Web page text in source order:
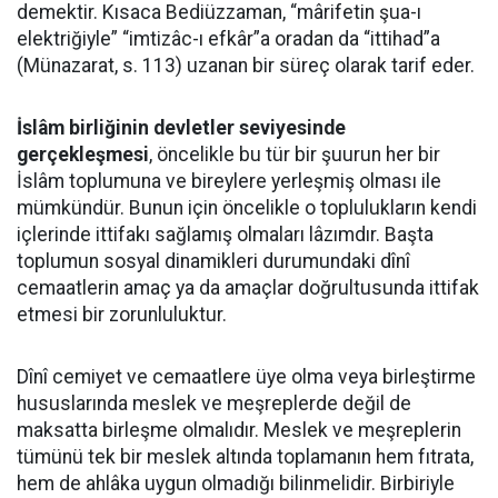
demektir. Kısaca Bediüzzaman, “mârifetin şua-ı
elektriğiyle” “imtizâc-ı efkâr”a oradan da “ittihad”a
(Münazarat, s. 113) uzanan bir süreç olarak tarif eder.
İslâm birliğinin devletler seviyesinde
gerçekleşmesi, öncelikle bu tür bir şuurun her bir
İslâm toplumuna ve bireylere yerleşmiş olması ile
mümkündür. Bunun için öncelikle o toplulukların kendi
içlerinde ittifakı sağlamış olmaları lâzımdır. Başta
toplumun sosyal dinamikleri durumundaki dînî
cemaatlerin amaç ya da amaçlar doğrultusunda ittifak
etmesi bir zorunluluktur.
Dînî cemiyet ve cemaatlere üye olma veya birleştirme
hususlarında meslek ve meşreplerde değil de
maksatta birleşme olmalıdır. Meslek ve meşreplerin
tümünü tek bir meslek altında toplamanın hem fıtrata,
hem de ahlâka uygun olmadığı bilinmelidir. Birbiriyle